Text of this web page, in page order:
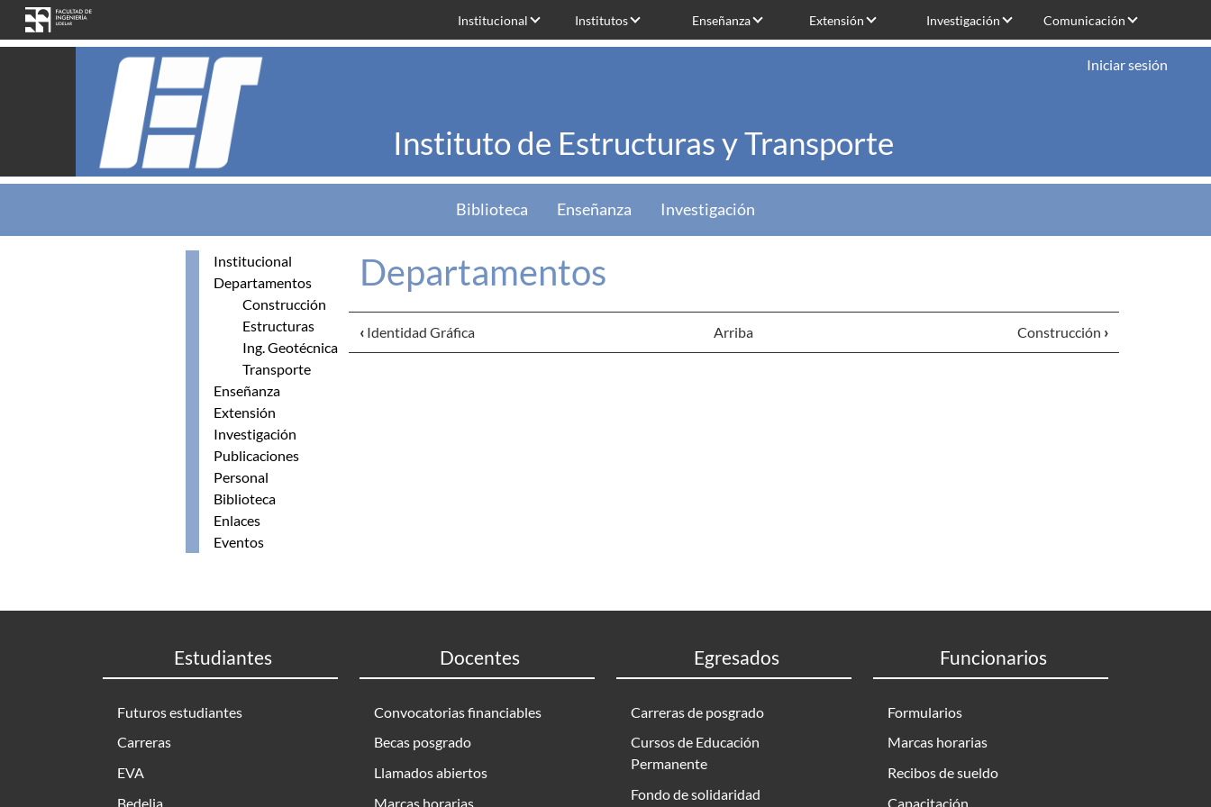
Pasar al contenido principal
Institucional Institutos Enseñanza Extensión Investigación Comunicación
Instituto de Estructuras y Transporte
Iniciar sesión
Biblioteca Enseñanza Investigación
Institucional
Departamentos
Construcción
Estructuras
Ing. Geotécnica
Transporte
Enseñanza
Extensión
Investigación
Publicaciones
Personal
Biblioteca
Enlaces
Eventos
Departamentos
‹ Identidad Gráfica Arriba Construcción ›
Estudiantes
Futuros estudiantes
Carreras
EVA
Bedelia
Docentes
Convocatorias financiables
Becas posgrado
Llamados abiertos
Marcas horarias
Egresados
Carreras de posgrado
Cursos de Educación
Permanente
Fondo de solidaridad
Funcionarios
Formularios
Marcas horarias
Recibos de sueldo
Capacitación